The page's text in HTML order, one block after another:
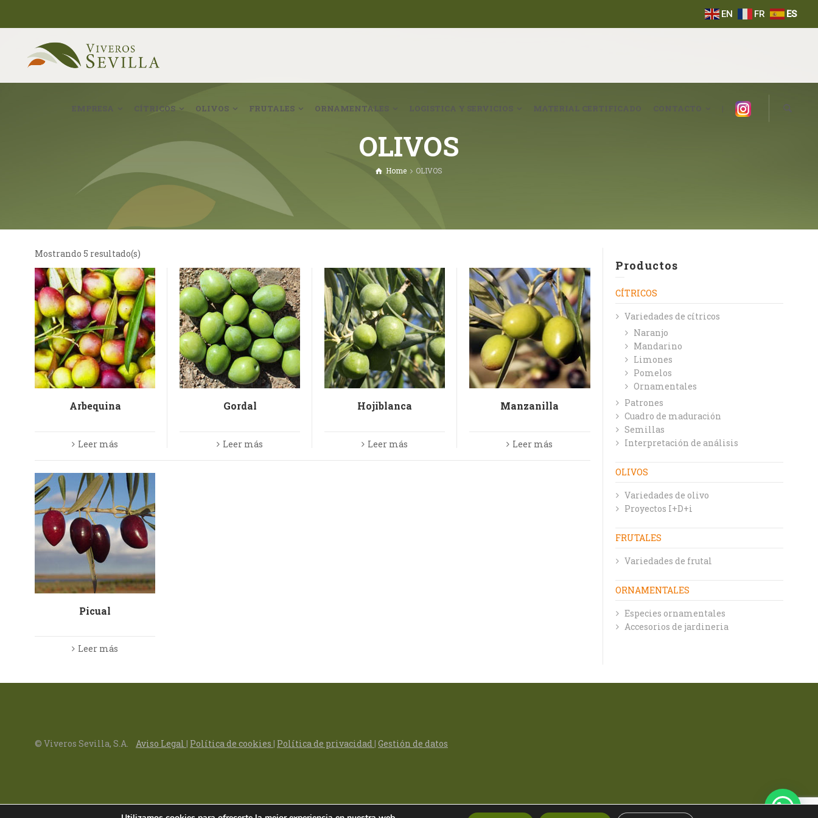
EN FR ES
EMPRESA CÍTRICOS OLIVOS FRUTALES ORNAMENTALES CONTACTO Instagram
OLIVOS
Home OLIVOS
Mostrando 5 resultado(s)
Arbequina
Leer más
Gordal
Leer más
Hojiblanca
Leer más
Manzanilla
Leer más
Picual
Leer más
Productos
CÍTRICOS
Variedades de cítricos
Naranjo
Mandarino
Limones
Pomelos
Ornamentales
Patrones
Cuadro de maduración
Semillas
Interpretación de análisis
OLIVOS
Variedades de olivo
Proyectos I+D+i
FRUTALES
Variedades de frutal
ORNAMENTALES
Especies ornamentales
Accesorios de jardineria
© Viveros Sevilla, S.A. Aviso Legal | Política de cookies | Política de privacidad | Gestión de datos